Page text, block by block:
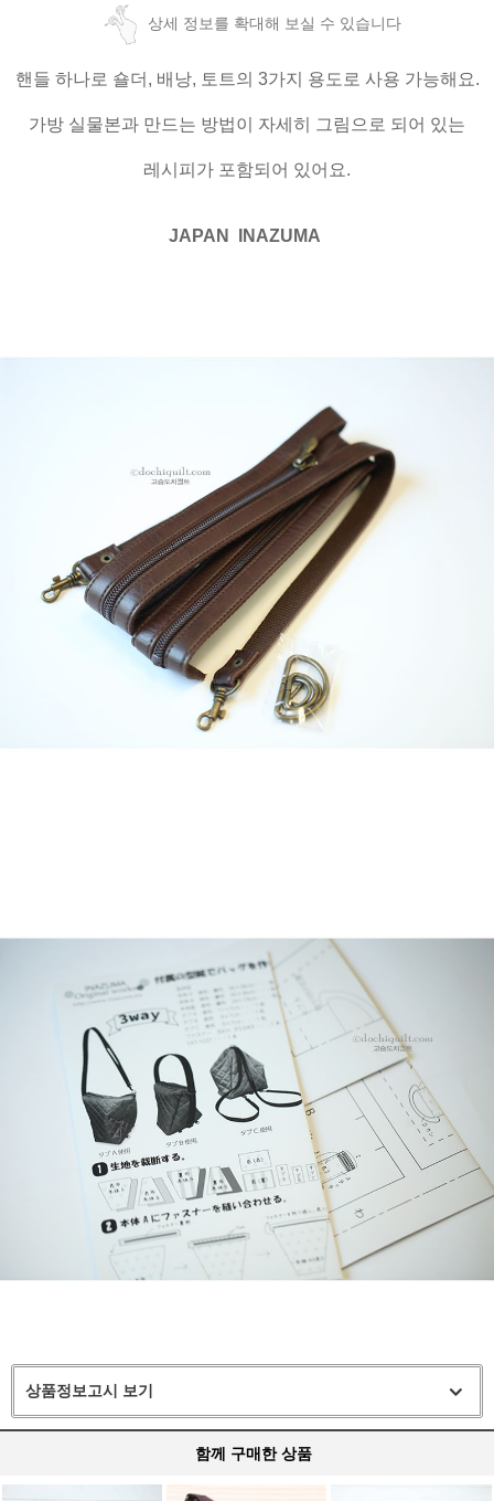
상세 정보를 확대해 보실 수 있습니다
핸들 하나로 숄더, 배낭, 토트의 3가지 용도로 사용 가능해요.
가방 실물본과 만드는 방법이 자세히 그림으로 되어 있는
레시피가 포함되어 있어요.
JAPAN INAZUMA
상품정보고시 보기
함께 구매한 상품